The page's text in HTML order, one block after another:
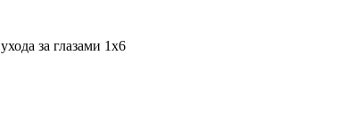
за глазами 1х6